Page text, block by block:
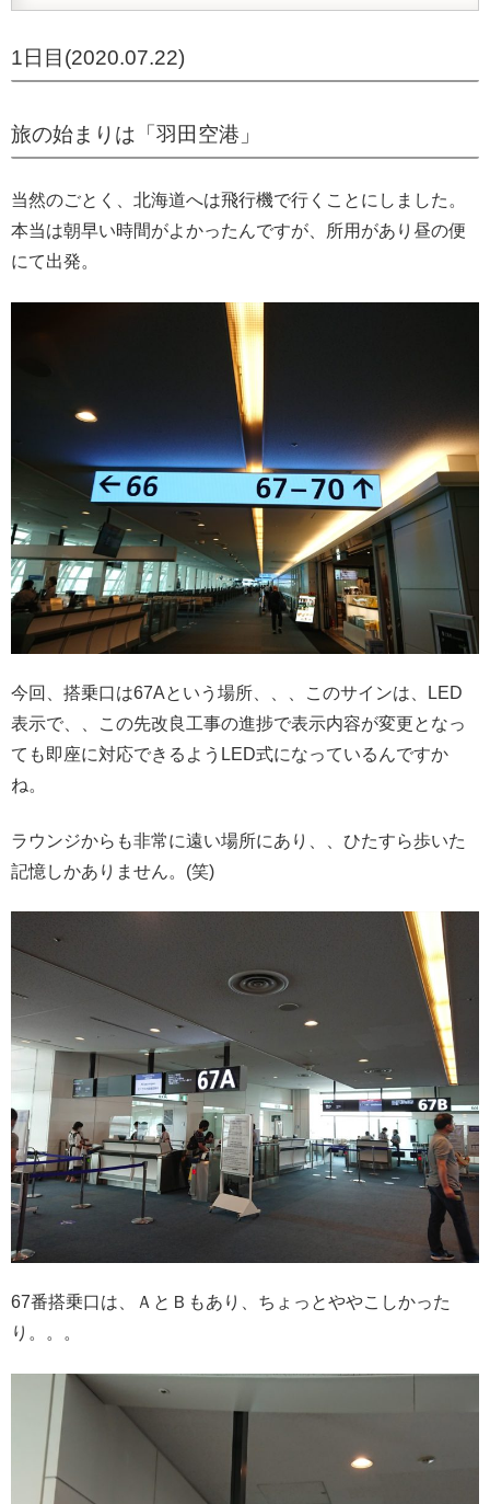
1日目(2020.07.22)
旅の始まりは「羽田空港」
当然のごとく、北海道へは飛行機で行くことにしました。
本当は朝早い時間がよかったんですが、所用があり昼の便
にて出発。
今回、搭乗口は67Aという場所、、、このサインは、LED
表示で、、この先改良工事の進捗で表示内容が変更となっ
ても即座に対応できるようLED式になっているんですか
ね。
ラウンジからも非常に遠い場所にあり、、ひたすら歩いた
記憶しかありません。(笑)
67番搭乗口は、ＡとＢもあり、ちょっとややこしかった
り。。。